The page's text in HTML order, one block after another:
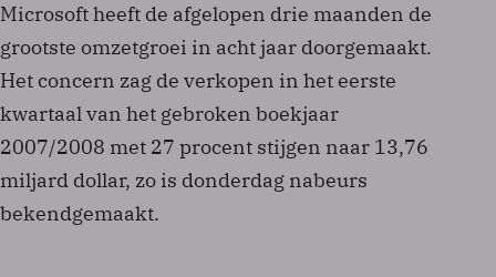
Microsoft heeft de afgelopen drie maanden de
grootste omzetgroei in acht jaar doorgemaakt.
Het concern zag de verkopen in het eerste
kwartaal van het gebroken boekjaar
2007/2008 met 27 procent stijgen naar 13,76
miljard dollar, zo is donderdag nabeurs
bekendgemaakt.